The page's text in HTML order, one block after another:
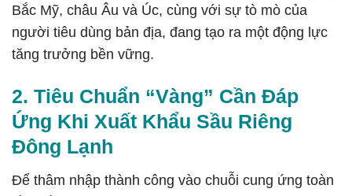
Bắc Mỹ, châu Âu và Úc, cùng với sự tò mò của
người tiêu dùng bản địa, đang tạo ra một động lực
tăng trưởng bền vững.
2. Tiêu Chuẩn “Vàng” Cần Đáp
Ứng Khi Xuất Khẩu Sầu Riêng
Đông Lạnh
Để thâm nhập thành công vào chuỗi cung ứng toàn